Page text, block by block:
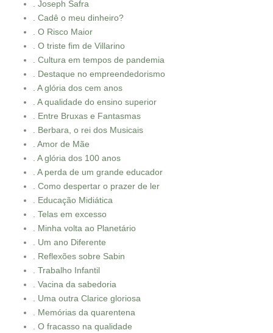
. Joseph Safra
. Cadê o meu dinheiro?
. O Risco Maior
. O triste fim de Villarino
. Cultura em tempos de pandemia
. Destaque no empreendedorismo
. A glória dos cem anos
. A qualidade do ensino superior
. Entre Bruxas e Fantasmas
. Berbara, o rei dos Musicais
. Amor de Mãe
. A glória dos 100 anos
. A perda de um grande educador
. Como despertar o prazer de ler
. Educação Midiática
. Telas em excesso
. Minha volta ao Planetário
. Um ano Diferente
. Reflexões sobre Sabin
. Trabalho Infantil
. Vacina da sabedoria
. Uma outra Clarice gloriosa
. Memórias da quarentena
. O fracasso na qualidade